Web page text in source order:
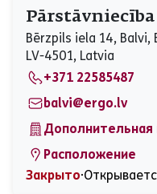
Вторник
Среда
Четверг
Пятница
Суббота
Воскресенье
Bērzpils iela 14, Balvi,
LV-4501, Latvia
+371 22585487
balvi@ergo.lv
Дополнительная
Расположение
Закрыто⋅